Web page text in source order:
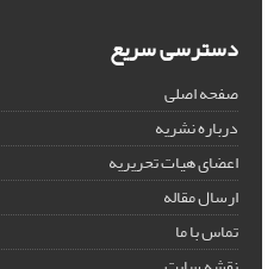
دسترسی سریع
صفحه اصلی
درباره نشریه
اعضای هیات تحریریه
ارسال مقاله
تماس با ما